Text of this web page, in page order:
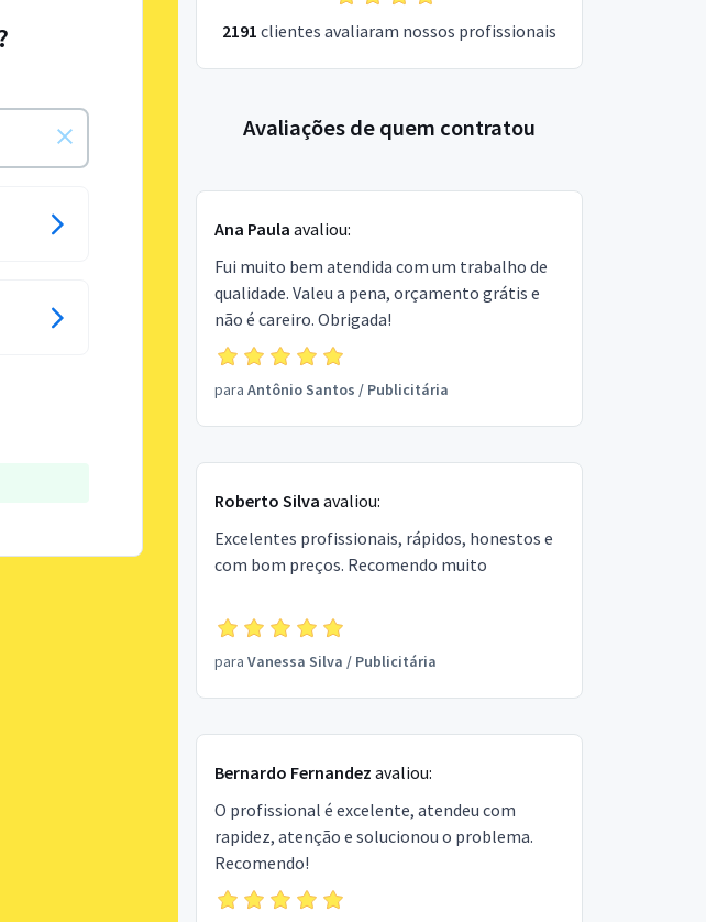
2191 clientes avaliaram nossos profissionais
Avaliações de quem contratou
Ana Paula avaliou:
Fui muito bem atendida com um trabalho de
qualidade. Valeu a pena, orçamento grátis e
não é careiro. Obrigada!
para Antônio Santos / Publicitária
Roberto Silva avaliou:
Excelentes profissionais, rápidos, honestos e
com bom preços. Recomendo muito
para Vanessa Silva / Publicitária
Bernardo Fernandez avaliou:
O profissional é excelente, atendeu com
rapidez, atenção e solucionou o problema.
Recomendo!